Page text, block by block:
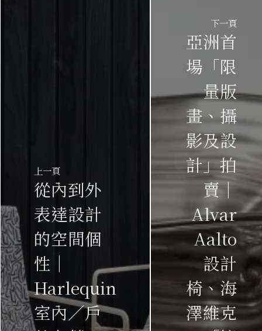
上一頁
從內到外
表達設計
的空間個
性｜
Harlequin
室內／戶
下一頁
亞洲首
場「限
量版
畫、攝
影及設
計」拍
賣｜
Alvar
Aalto
設計
椅、海
澤維克